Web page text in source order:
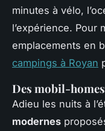
minutes à vélo,
l’expérience. Pour
emplacements en
campings à Royan
Des mobil-
Adieu les nuits à
modernes